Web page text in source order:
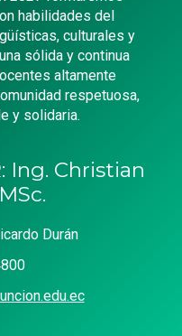
habilidades del
culturales y
sólida y continua
altamente
respetuosa,
y solidaria.
Ing. Christian
Durán